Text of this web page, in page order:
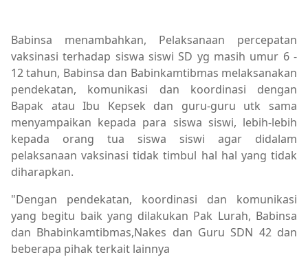
Babinsa menambahkan, Pelaksanaan percepatan
vaksinasi terhadap siswa siswi SD yg masih umur 6 -
12 tahun, Babinsa dan Babinkamtibmas melaksanakan
pendekatan, komunikasi dan koordinasi dengan
Bapak atau Ibu Kepsek dan guru-guru utk sama
menyampaikan kepada para siswa siswi, lebih-lebih
kepada orang tua siswa siswi agar didalam
pelaksanaan vaksinasi tidak timbul hal hal yang tidak
diharapkan.
"Dengan pendekatan, koordinasi dan komunikasi
yang begitu baik yang dilakukan Pak Lurah, Babinsa
dan Bhabinkamtibmas,Nakes dan Guru SDN 42 dan
beberapa pihak terkait lainnya